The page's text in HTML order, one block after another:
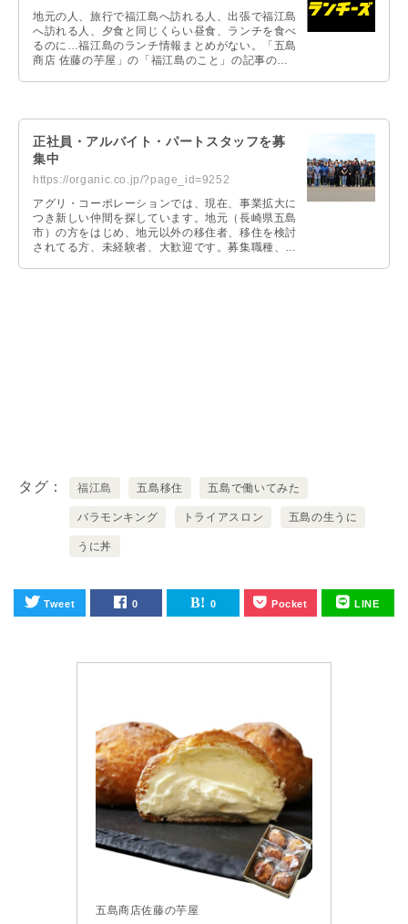
地元の人、旅行で福江島へ訪れる人、出張で福江島
へ訪れる人、夕食と同じくらい昼食、ランチを食べ
るのに…福江島のランチ情報まとめがない。「五島
商店 佐藤の芋屋」の「福江島のこと」の記事の中
ズ」なのです。
正社員・アルバイト・パートスタッフを募
集中
https://organic.co.jp/?page_id=9252
アグリ・コーポレーションでは、現在、事業拡大に
つき新しい仲間を探しています。地元（長崎県五島
市）の方をはじめ、地元以外の移住者、移住を検討
されてる方、未経験者、大歓迎です。募集職種、ご
タグ 福江島 五島移住 五島で働いてみた
バラモンキング トライアスロン 五島の生うに
うに丼
Tweet 0 0 Pocket LINE
五島商店佐藤の芋屋